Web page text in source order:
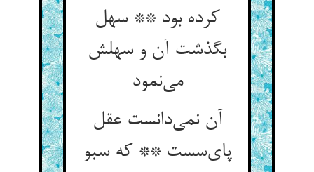
کرده بود ** سهل
بگذشت آن و سهلش
می‌نمود
آن نمی‌دانست عقل
پای‌سست ** که سبو